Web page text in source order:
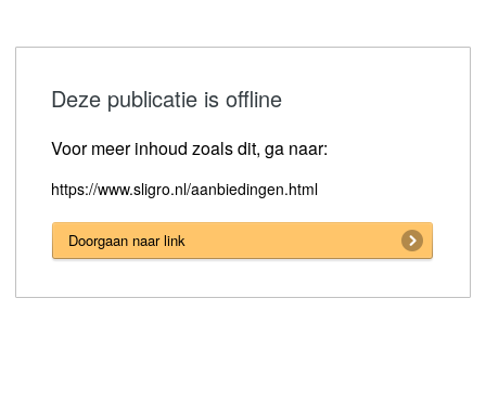
Deze publicatie is offline
Voor meer inhoud zoals dit, ga naar:
https://www.sligro.nl/aanbiedingen.html
Doorgaan naar link